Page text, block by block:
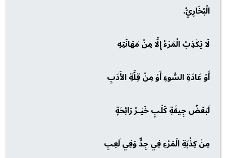
الْبُخَارِيُّ.
لَا يَكْذِبُ الْمَرْءُ إِلَّا مِنْ مَهَانَتِهِ
أَوْ عَادَةِ السُّوءِ أَوْ مِنْ قِلَّةِ الأَدَبِ
لَبَعْضُ جِيفَةِ كَلْبٍ خَيْـرُ رَائِحَةٍ
مِنْ كِذْبَةِ الْمَرْءِ فِي جِدٍّ وَفِي لَعِبِ